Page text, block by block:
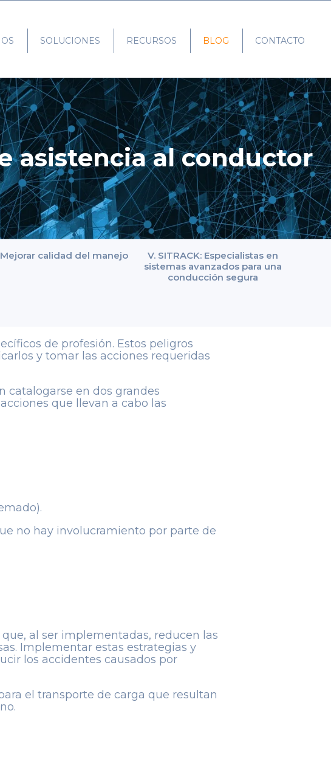
SOLUCIONES RECURSOS BLOG CONTACTO
asistencia al conductor
Mejorar calidad del manejo
V. SITRACK: Especialistas en
sistemas avanzados para una
conducción segura
de profesión. Estos peligros
y tomar las acciones requeridas
catalogarse en dos grandes
que llevan a cabo las
no hay involucramiento por parte de
al ser implementadas, reducen las
Implementar estas estrategias y
los accidentes causados por
el transporte de carga que resultan